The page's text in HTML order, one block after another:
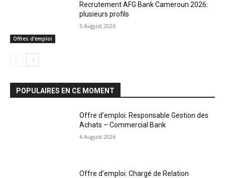
Offres d’emploi
Recrutement AFG Bank Cameroun 2026:
plusieurs profils
5 August 2026
POPULAIRES EN CE MOMENT
Offre d’emploi: Responsable Gestion des
Achats – Commercial Bank
6 August 2026
Offre d’emploi: Chargé de Relation